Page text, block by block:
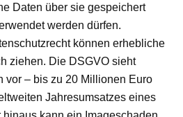
Daten über sie gespeichert
werden dürfen.
können erhebliche
ziehen. Die DSGVO sieht
vor – bis zu 20 Millionen Euro
Jahresumsatzes eines